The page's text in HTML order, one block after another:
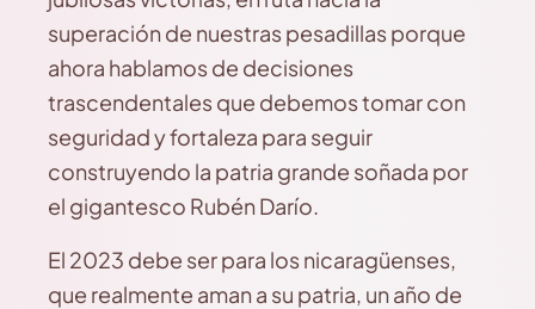
superación de nuestras pesadillas porque
ahora hablamos de decisiones
trascendentales que debemos tomar con
seguridad y fortaleza para seguir
construyendo la patria grande soñada por
el gigantesco Rubén Darío.
El 2023 debe ser para los nicaragüenses,
que realmente aman a su patria, un año de